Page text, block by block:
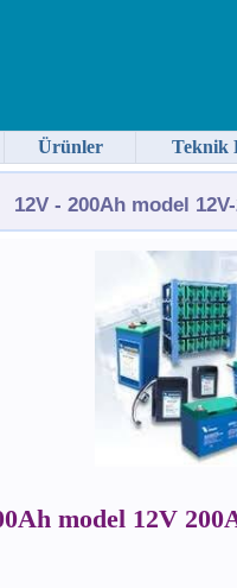
12V - 200Ah model
model 12V
Ürünler Teknik